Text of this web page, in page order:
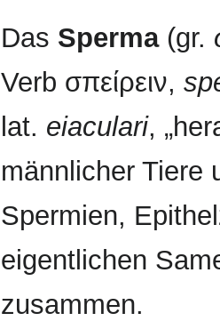
Navigation
Suche
Das Sperma(gr.
Verb σπείρειν,
lat. eiaculari,
männlicher Tiere
Spermien,
eigentlichen
zusammen.